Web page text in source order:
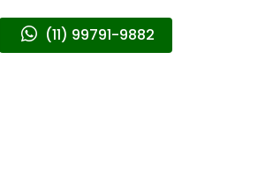
(11) 99791-9882